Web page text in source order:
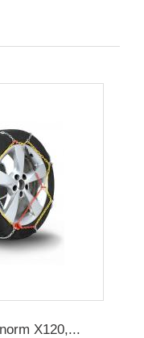
X120,...